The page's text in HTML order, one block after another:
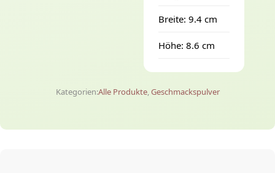
Breite: 9.4 cm
Höhe: 8.6 cm
Kategorien:Alle Produkte,Geschmackspulver